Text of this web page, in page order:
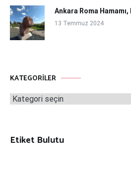
Ankara Roma
13 Temmuz 2024
KATEGORILER
Kategoriler
Etiket Bulutu